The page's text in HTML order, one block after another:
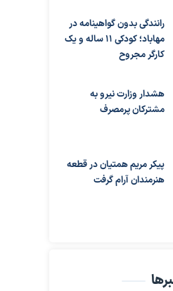
رانندگی بدون گواهینامه در
مهاباد؛ کودکی ۱۱ ساله و یک
کارگر مجروح
هشدار وزارت نیرو به
مشترکان پرمصرف
پیکر مریم همتیان در قطعه
هنرمندان آرام گرفت